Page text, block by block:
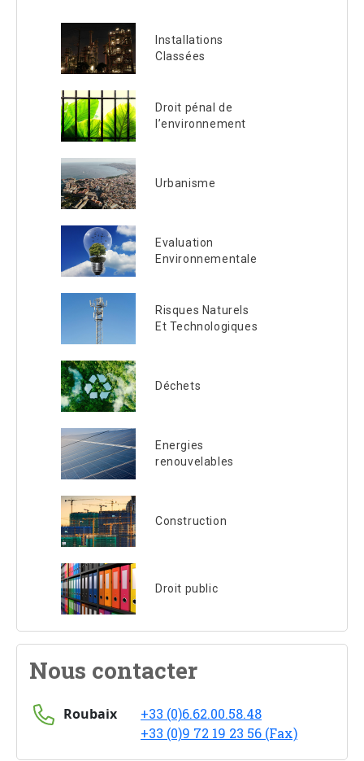
Installations
Classées
Droit pénal de
l’environnement
Urbanisme
Evaluation
Environnementale
Risques Naturels
Et Technologiques
Déchets
Energies
renouvelables
Construction
Droit public
Nous contacter
Roubaix
+33 (0)6.62.00.58.48
+33 (0)9 72 19 23 56 (Fax)